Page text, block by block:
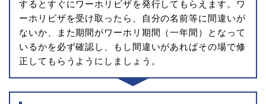
するとすぐにワーホリビザを発行してもらえます。ワ
ーホリビザを受け取ったら、自分の名前等に間違いが
ないか、また期間がワーホリ期間（一年間）となって
いるかを必ず確認し、もし間違いがあればその場で修
正してもらうようにしましょう。